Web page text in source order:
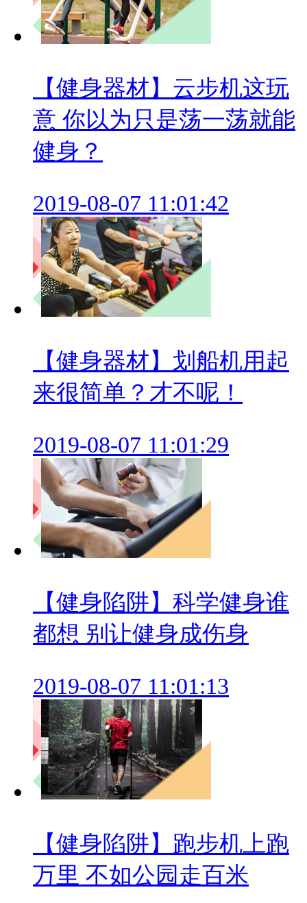
【健身器材】云步机这玩
意 你以为只是荡一荡就能
健身？
2019-08-07 11:01:42
【健身器材】划船机用起
来很简单？才不呢！
2019-08-07 11:01:29
【健身陷阱】科学健身谁
都想 别让健身成伤身
2019-08-07 11:01:13
【健身陷阱】跑步机上跑
万里 不如公园走百米